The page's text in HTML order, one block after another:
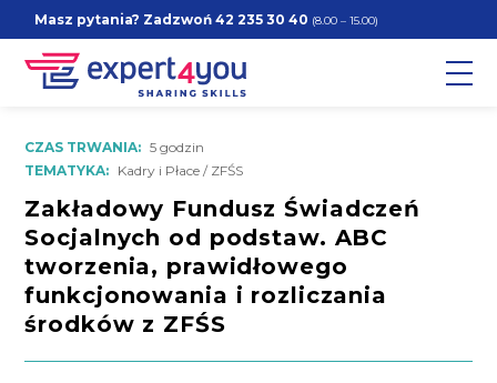
Masz pytania? Zadzwoń42 235 30 40 (8.00 – 15.00)
CZAS TRWANIA: 5 godzin
TEMATYKA: Kadry i Płace / ZFŚS
Zakładowy Fundusz Świadczeń
Socjalnych od podstaw. ABC
tworzenia, prawidłowego
funkcjonowania i rozliczania
środków z ZFŚS